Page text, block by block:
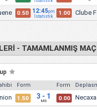
0.50 12:45pm
İstatistik
1.00 Clube
- TAMAMLANMIŞ
Form Form
1.50 3 - 1
MS 0.00 Necaxa